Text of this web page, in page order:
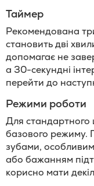
Таймер
Рекомендована
становить дві
допомагає не
а 30-секундні
перейти до
Режими роботи
Для
базового режиму.
зубами,
або бажанням
корисно мати